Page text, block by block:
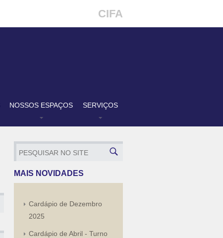
CIFA
NOSSOS ESPAÇOS SERVIÇOS
MAIS NOVIDADES
Cardápio de Dezembro
2025
Cardápio de Abril - Turno